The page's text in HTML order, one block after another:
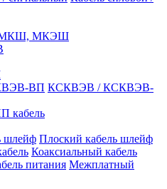
МКЭШ
КСКВЭВ / КСКВЭВ-
кабель
Плоский кабель шлейф
Коаксиальный кабель
Межплатный